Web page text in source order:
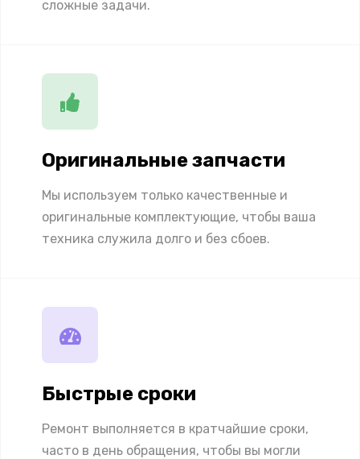
сложные задачи.
Оригинальные запчасти
Мы используем только качественные и
оригинальные комплектующие, чтобы ваша
техника служила долго и без сбоев.
Быстрые сроки
Ремонт выполняется в кратчайшие сроки,
часто в день обращения, чтобы вы могли